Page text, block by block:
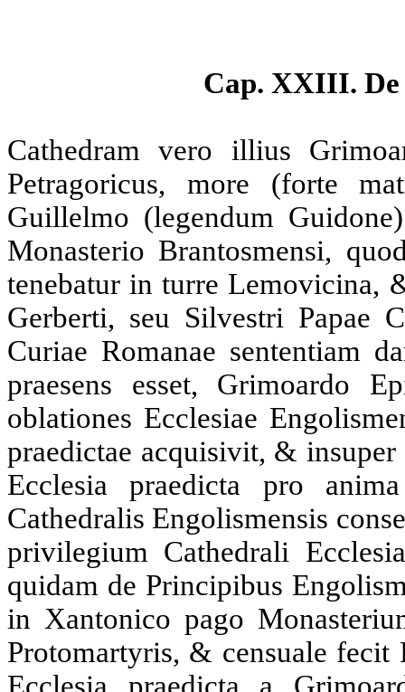
Cap. XXIII.
Cathedram vero illius
Petragoricus, more (forte
Guillelmo (legendum
Monasterio Brantosmensi,
tenebatur in turre Lemovicina,
Gerberti, seu Silvestri Papae
Curiae Romanae sententiam
praesens esset, Grimoardo
oblationes Ecclesiae
praedictae acquisivit, &
Ecclesia praedicta pro
Cathedralis Engolismensis
privilegium Cathedrali
quidam de Principibus
in Xantonico pago
Protomartyris, & censuale fecit